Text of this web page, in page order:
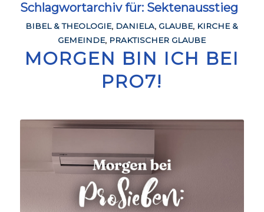
Schlagwortarchiv für: Sektenausstieg
BIBEL & THEOLOGIE, DANIELA, GLAUBE, KIRCHE &
GEMEINDE, PRAKTISCHER GLAUBE
MORGEN BIN ICH BEI
PRO7!